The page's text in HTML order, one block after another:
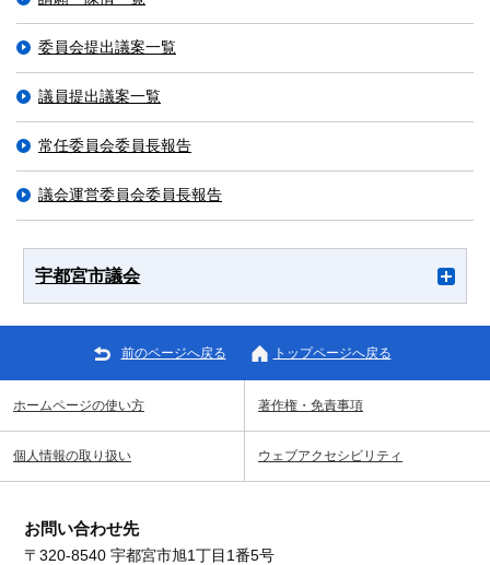
委員会提出議案一覧
議員提出議案一覧
常任委員会委員長報告
議会運営委員会委員長報告
宇都宮市議会
前のページへ戻る トップページへ戻る
ホームページの使い方 著作権・免責事項
個人情報の取り扱い ウェブアクセシビリティ
お問い合わせ先
〒320-8540 宇都宮市旭1丁目1番5号